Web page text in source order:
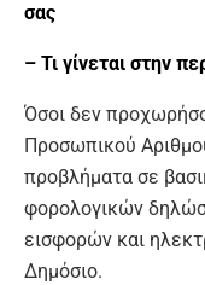
σας
– Τι γίνεται στην
Όσοι δεν
Προσωπικού
προβλήματα σε
φορολογικών
εισφορών και
Δημόσιο.